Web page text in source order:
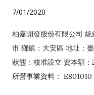
7/01/2020
柏嘉開發股份有限公司
市 鄉鎮：大安區 地址：
狀態：核准設立 資本額
所營事業資料：